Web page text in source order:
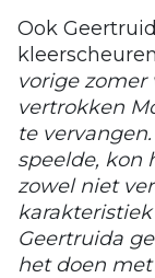
Ook
vorige
vertrokken
te
speelde, kon
zowel niet
Geertruida
het doen